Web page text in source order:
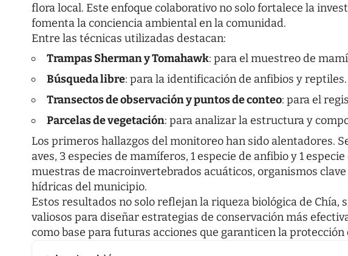
flora local. Este enfoque colaborativo no solo fortalece la
fomenta la conciencia ambiental en la comunidad.
Entre las técnicas utilizadas destacan:
Trampas Sherman y Tomahawk: para el muestreo de
Búsqueda libre: para la identificación de anfibios y reptiles.
Transectos de observación y puntos de conteo: para el
Parcelas de vegetación: para analizar la estructura y
Los primeros hallazgos del monitoreo han sido alentadores.
aves, 3 especies de mamíferos, 1 especie de anfibio y 1
muestras de macroinvertebrados acuáticos, organismos
hídricas del municipio.
Estos resultados no solo reflejan la riqueza biológica de
valiosos para diseñar estrategias de conservación más
como base para futuras acciones que garanticen la protección